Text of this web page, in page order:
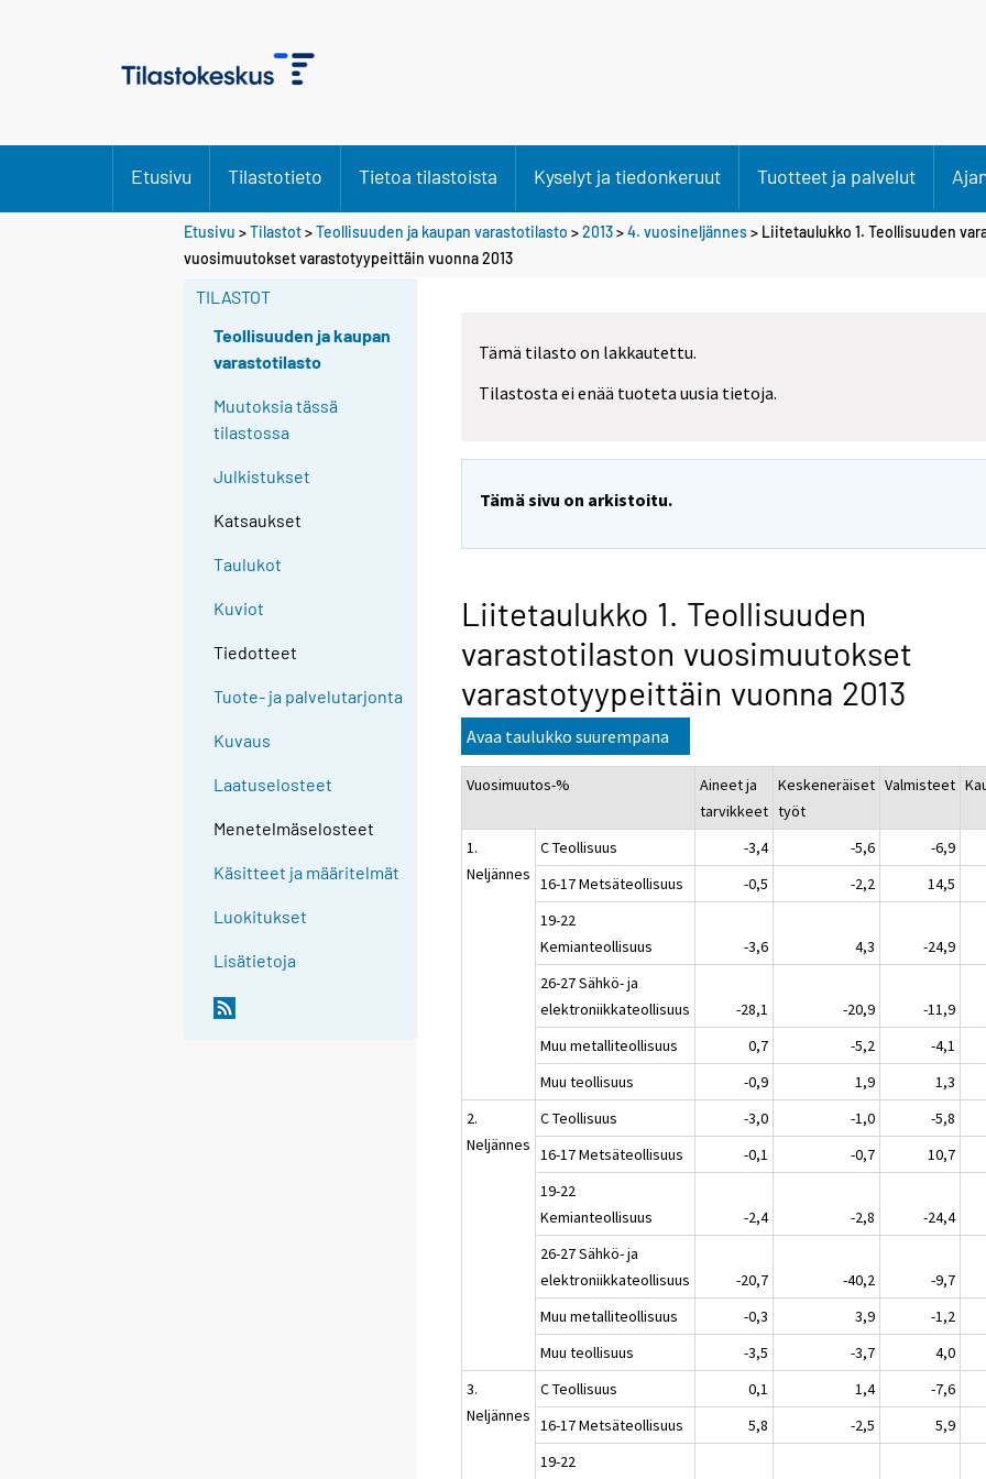
Etusivu Tilastotieto Tietoa tilastoista Kyselyt ja tiedonkeruut Tuotteet ja palvelut
Etusivu >Tilastot>Teollisuuden ja kaupan varastotilasto >2013>4. vuosineljännes> Liitetaulukko 1. Teollisuuden
vuosimuutokset varastotyypeittäin vuonna 2013
TILASTOT
Teollisuuden ja kaupan
varastotilasto
Muutoksia tässä
tilastossa
Julkistukset
Katsaukset
Taulukot
Kuviot
Tiedotteet
Tuote- ja palvelutarjonta
Kuvaus
Laatuselosteet
Menetelmäselosteet
Käsitteet ja määritelmät
Luokitukset
Lisätietoja
Tämä tilasto on lakkautettu.
Tilastosta ei enää tuoteta uusia tietoja.
Tämä sivu on arkistoitu.
Liitetaulukko 1. Teollisuuden
varastotilaston vuosimuutokset
varastotyypeittäin vuonna 2013
Avaa taulukko suurempana
Vuosimuutos-%
Aineet ja
tarvikkeet
Keskeneräiset
työt
Valmisteet
1.
Neljännes
C Teollisuus -3,4 -5,6 -6,9
16-17 Metsäteollisuus
-0,5 -2,2 14,5
19-22
Kemianteollisuus
-3,6 4,3 -24,9
26-27 Sähkö- ja
elektroniikkateollisuus
-28,1 -20,9 -11,9
Muu metalliteollisuus
0,7 -5,2 -4,1
Muu teollisuus
-0,9 1,9 1,3
2.
Neljännes
C Teollisuus -3,0 -1,0 -5,8
16-17 Metsäteollisuus
-0,1 -0,7 10,7
19-22
Kemianteollisuus
-2,4 -2,8 -24,4
26-27 Sähkö- ja
elektroniikkateollisuus
-20,7 -40,2 -9,7
Muu metalliteollisuus
-0,3 3,9 -1,2
Muu teollisuus
-3,5 -3,7 4,0
3.
Neljännes
C Teollisuus 0,1 1,4 -7,6
16-17 Metsäteollisuus
5,8 -2,5 5,9
19-22